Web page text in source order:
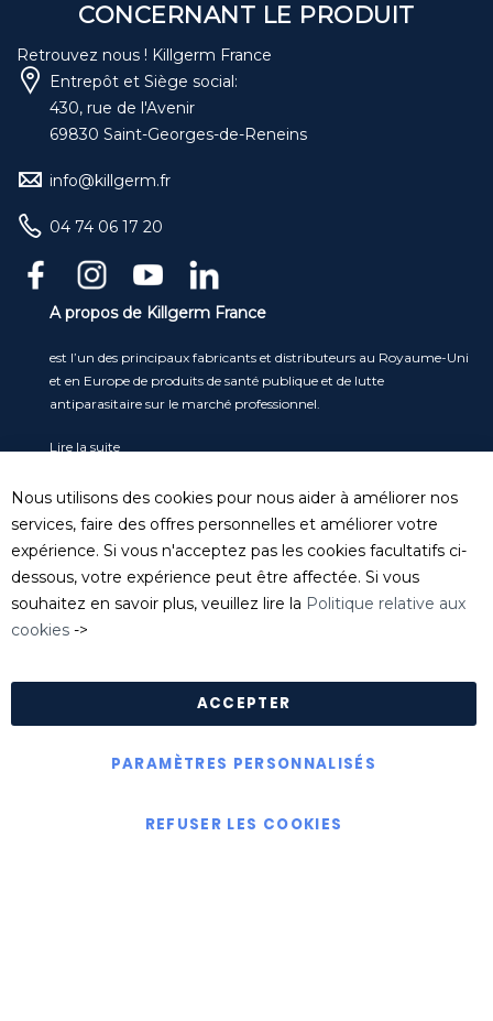
CONCERNANT LE PRODUIT
Retrouvez nous ! Killgerm France
Entrepôt et Siège social:
430, rue de l'Avenir
69830 Saint-Georges-de-Reneins
info@killgerm.fr
04 74 06 17 20
A propos de Killgerm France
est l’un des principaux fabricants et distributeurs au Royaume-Uni
et en Europe de produits de santé publique et de lutte
antiparasitaire sur le marché professionnel.
Lire la suite
Service clients
Tel: 04 74 06 17 20
serviceclient@killgerm.fr
Département technique/ FDS
Nous utilisons des cookies pour nous aider à améliorer nos
services, faire des offres personnelles et améliorer votre
expérience. Si vous n'acceptez pas les cookies facultatifs ci-
dessous, votre expérience peut être affectée. Si vous
souhaitez en savoir plus, veuillez lire la Politique relative aux
cookies ->
ACCEPTER
PARAMÈTRES PERSONNALISÉS
REFUSER LES COOKIES